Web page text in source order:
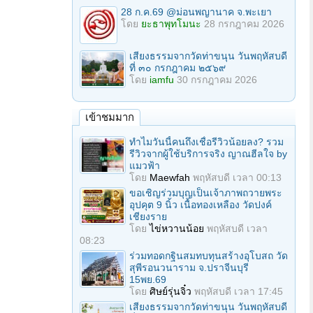
28 ก.ค.69 @ม่อนพญานาค จ.พะเยา
โดย ยะธาพุทโมนะ 28 กรกฎาคม 2026
เสียงธรรมจากวัดท่าขนุน วันพฤหัสบดี
ที่ ๓๐ กรกฎาคม ๒๕๖๙
โดย iamfu 30 กรกฎาคม 2026
เข้าชมมาก
ทำไมวันนี้คนถึงเชื่อรีวิวน้อยลง? รวม
รีวิวจากผู้ใช้บริการจริง ญาณฮีลใจ by
แมวฟ้า
โดย Maewfah พฤหัสบดี เวลา 00:13
ขอเชิญร่วมบุญเป็นเจ้าภาพถวายพระ
อุปคุต 9 นิ้ว เนื้อทองเหลือง วัดปงค์
เชียงราย
โดยไข่หวานน้อย พฤหัสบดี เวลา
08:23
ร่วมทอดกฐินสมทบทุนสร้างอุโบสถ วัด
สุพีรอนวนาราม จ.ปราจีนบุรี
15พย.69
โดย ศิษย์รุ่นจิ๋ว พฤหัสบดี เวลา 17:45
เสียงธรรมจากวัดท่าขนุน วันพฤหัสบดี